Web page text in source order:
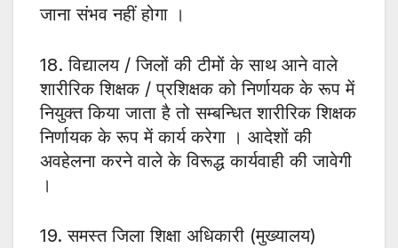
जाना संभव नहीं होगा ।
18. विद्यालय / जिलों की टीमों के साथ आने वाले
शारीरिक शिक्षक / प्रशिक्षक को निर्णायक के रूप में
नियुक्त किया जाता है तो सम्बन्धित शारीरिक शिक्षक
निर्णायक के रूप में कार्य करेगा । आदेशों की
अवहेलना करने वाले के विरूद्ध कार्यवाही की जावेगी
।
19. समस्त जिला शिक्षा अधिकारी (मुख्यालय)